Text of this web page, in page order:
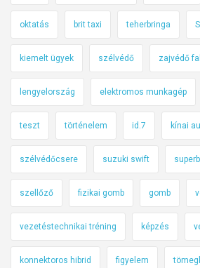
oktatás brit taxi teherbringa
kiemelt ügyek szélvédő zajvédő fal
lengyelország elektromos munkagép
teszt történelem id.7 kínai
szélvédőcsere suzuki swift superb
szellőző fizikai gomb gomb
vezetéstechnikai tréning képzés
konnektoros hibrid figyelem